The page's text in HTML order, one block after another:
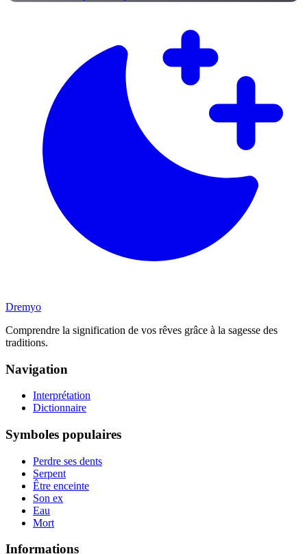
Dremyo
Comprendre la signification de vos rêves grâce à la sagesse des
traditions.
Navigation
Interprétation
Dictionnaire
Symboles populaires
Perdre ses dents
Serpent
Être enceinte
Son ex
Eau
Mort
Informations